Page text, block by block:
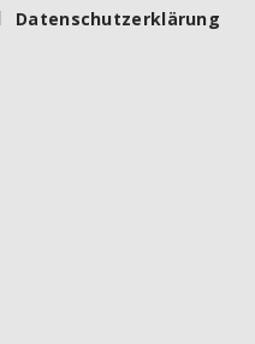
Datenschutzerklärung